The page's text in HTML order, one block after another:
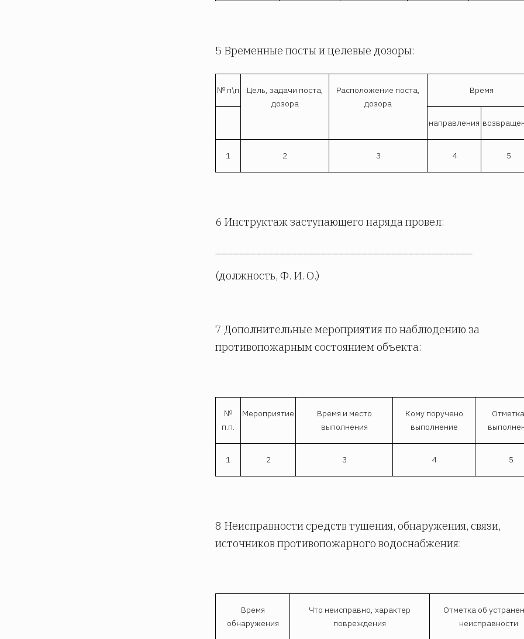
5 Временные посты и целевые дозоры:
№ п\п
Цель, задачи поста,
дозора
Расположение поста,
дозора
Время
направления
1 2 3 4 5
6 Инструктаж заступающего наряда провел:
(должность, Ф. И. О.)
7 Дополнительные мероприятия по наблюдению за
противопожарным состоянием объекта:
№
п.п.
Мероприятие
Время и место
выполнения
Кому поручено
выполнение
1 2 3 4 5
8 Неисправности средств тушения, обнаружения, связи,
источников противопожарного водоснабжения:
Время
обнаружения
Что неисправно, характер
повреждения
Отметка об
неисправности